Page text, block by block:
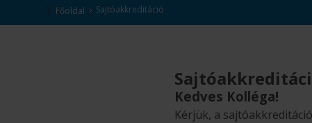
Főoldal Sajtóakkreditáció
Kedves Kolléga!
Kérjük, a